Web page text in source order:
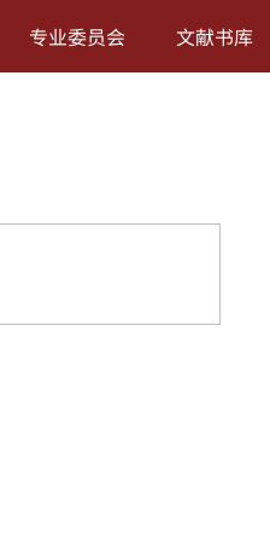
专业委员会 文献书库